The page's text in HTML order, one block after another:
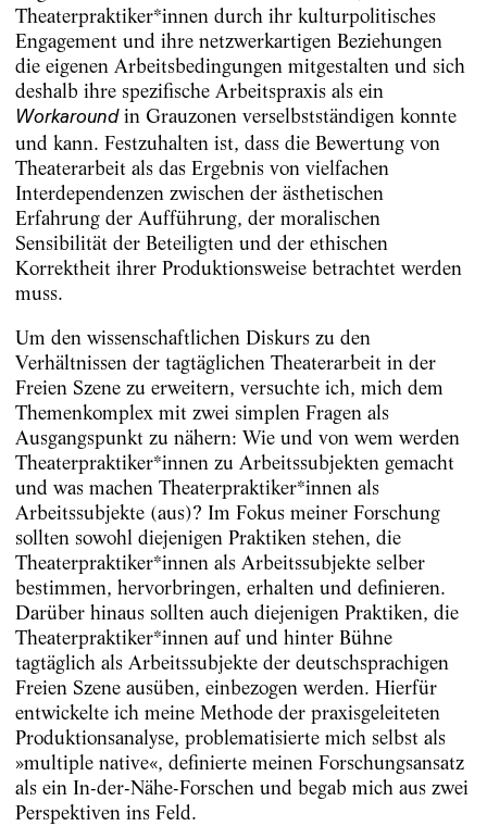
Theaterpraktiker*innen durch ihr kulturpolitisches
Engagement und ihre netzwerkartigen Beziehungen
die eigenen Arbeitsbedingungen mitgestalten und sich
deshalb ihre spezifische Arbeitspraxis als ein
Workaroundin Grauzonen verselbstständigen konnte
und kann. Festzuhalten ist, dass die Bewertung von
Theaterarbeit als das Ergebnis von vielfachen
Interdependenzen zwischen der ästhetischen
Erfahrung der Aufführung, der moralischen
Sensibilität der Beteiligten und der ethischen
Korrektheit ihrer Produktionsweise betrachtet werden
muss.
Um den wissenschaftlichen Diskurs zu den
Verhältnissen der tagtäglichen Theaterarbeit in der
Freien Szene zu erweitern, versuchte ich, mich dem
Themenkomplex mit zwei simplen Fragen als
Ausgangspunkt zu nähern: Wie und von wem werden
Theaterpraktiker*innen zu Arbeitssubjekten gemacht
und was machen Theaterpraktiker*innen als
Arbeitssubjekte (aus)? Im Fokus meiner Forschung
sollten sowohl diejenigen Praktiken stehen, die
Theaterpraktiker*innen als Arbeitssubjekte selber
bestimmen, hervorbringen, erhalten und definieren.
Darüber hinaus sollten auch diejenigen Praktiken, die
Theaterpraktiker*innen auf und hinter Bühne
tagtäglich als Arbeitssubjekte der deutschsprachigen
Freien Szene ausüben, einbezogen werden. Hierfür
entwickelte ich meine Methode der praxisgeleiteten
Produktionsanalyse, problematisierte mich selbst als
»multiple native«, definierte meinen Forschungsansatz
als ein In-der-Nähe-­Forschen und begab mich aus zwei
Perspektiven ins Feld.